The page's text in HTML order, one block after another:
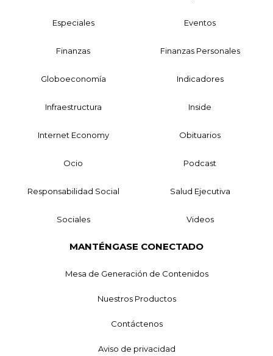
Especiales Eventos
Finanzas Finanzas Personales
Globoeconomía Indicadores
Infraestructura Inside
Internet Economy Obituarios
Ocio Podcast
Responsabilidad Social Salud Ejecutiva
Sociales Videos
MANTÉNGASE CONECTADO
Mesa de Generación de Contenidos
Nuestros Productos
Contáctenos
Aviso de privacidad